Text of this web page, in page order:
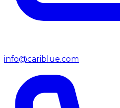
info@cariblue.com